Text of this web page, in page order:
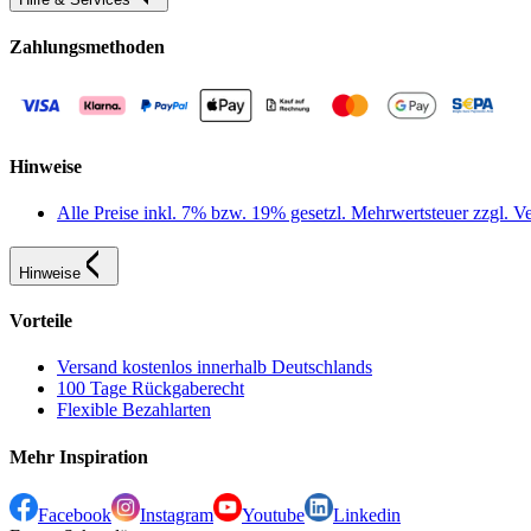
Zahlungsmethoden
Hinweise
Alle Preise inkl. 7% bzw. 19% gesetzl. Mehrwertsteuer zzgl.
Hinweise
Vorteile
Versand kostenlos innerhalb Deutschlands
100 Tage Rückgaberecht
Flexible Bezahlarten
Mehr Inspiration
Facebook Instagram Youtube
Linkedin